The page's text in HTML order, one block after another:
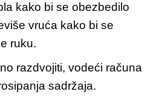
kako bi se obezbedilo
vruća kako bi se
ruku.
razdvojiti, vodeći računa
sadržaja.